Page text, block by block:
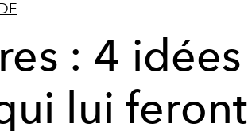
: 4 idées
lui feront